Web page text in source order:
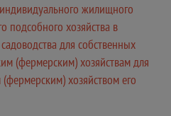
жилищного
подсобного хозяйства в
для собственных
(фермерским) хозяйствам для
хозяйством его